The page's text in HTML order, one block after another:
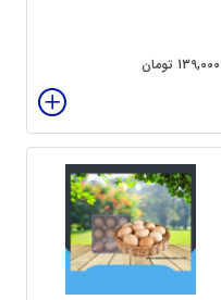
139,000 تومان